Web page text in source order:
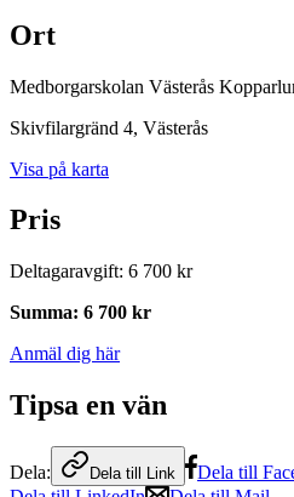
Ort
Medborgarskolan Västerås
Skivfilargränd 4, Västerås
Visa på karta
Pris
Deltagaravgift: 6 700 kr
Summa: 6 700 kr
Anmäl dig här
Tipsa en vän
Dela: Dela till Link Dela till